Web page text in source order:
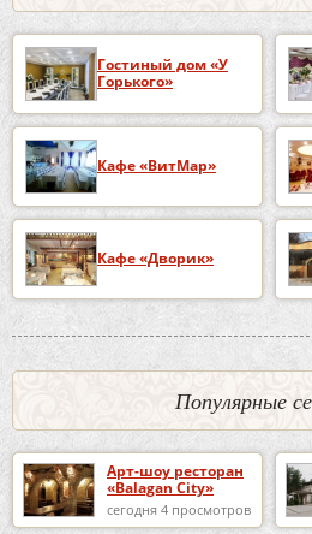
Гостиный дом «У
Горького»
Кафе «ВитМар»
Кафе «Дворик»
Популярные
Арт-шоу ресторан
«Balagan City»
сегодня 4 просмотров